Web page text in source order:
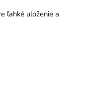
ľahké uloženie a